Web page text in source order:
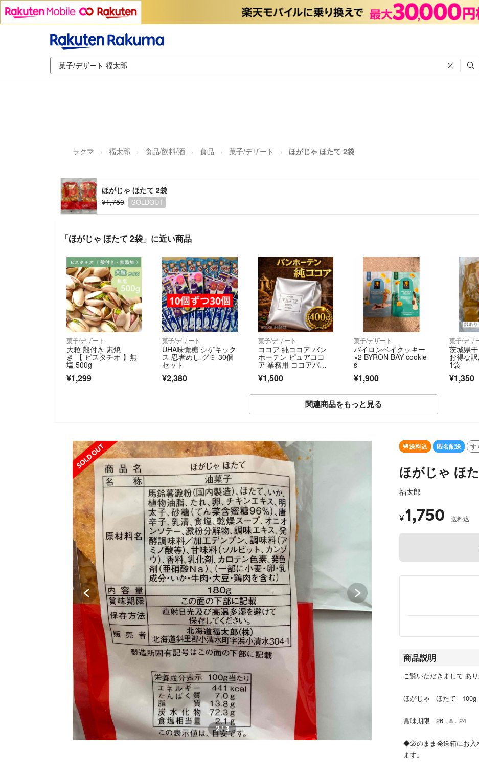
ラクマ 福太郎 食品/飲料/酒 食品 菓子/デザート ほがじゃ ほたて 2袋
ほがじゃ ほたて 2袋
¥1,750
SOLDOUT
「ほがじゃ ほたて 2袋」に近い商品
菓子/デザート
大粒 殻付き 素焼
き 【 ピスタチオ 】無
塩 500g
¥1,299
菓子/デザート
UHA味覚糖 シゲキック
ス 忍者めし グミ 30個
セット
¥2,380
菓子/デザート
ココア 純ココア バン
ホーテン ピュアココ
ア 業務用 ココアパウ
ダー 高カカオ ポリフ
ェノール 製菓 お菓子
¥1,500
菓子/デザート
バイロンベイクッキー
×2 BYRON BAY cookie
s
¥1,900
菓子/デザ
茨城県
お得な
1袋
¥1,350
関連商品をもっと見る
SOLD OUT
SOLD OUT
3 / 3
送料込 匿名配送 す
ほがじゃ ほ
福太郎
¥1,750 送料込
商品説明
ご覧いただきまして あり
ほがじゃ ほたて 100g
賞味期限 26 . 8 . 24
◆袋のまま発送箱にお入
ます。